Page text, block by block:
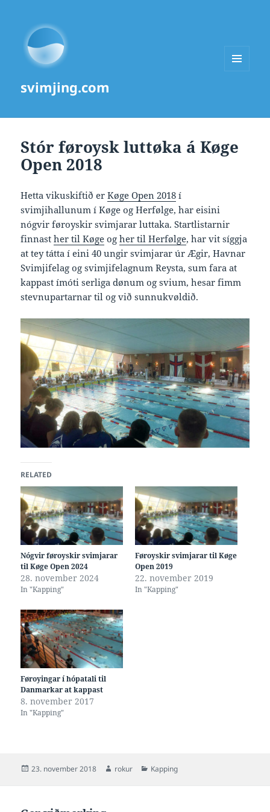
svimjing.com
Stór føroysk luttøka á Køge
Open 2018
Hetta vikuskiftið erKøge Open 2018 í
svimjihallunum í Køge og Herfølge, har eisini
nógvir føroyskir svimjarar luttaka. Startlistarnir
finnasther til Køge ogher til Herfølge, har vit síggja
at tey tátta í eini 40 ungir svimjarar úr Ægir, Havnar
Svimjifelag og svimjifelagnum Reysta, sum fara at
kappast ímóti serliga dønum og svium, hesar fimm
stevnupartarnar til og við sunnukvøldið.
RELATED
Nógvir føroyskir svimjarar
til Køge Open 2024
28. november 2024
In "Kapping"
Føroyskir svimjarar til Køge
Open 2019
22. november 2019
In "Kapping"
Føroyingar í hópatali til
Danmarkar at kappast
8. november 2017
In "Kapping"
Posted
23. november 2018 Author
rokur Categories
Kapping